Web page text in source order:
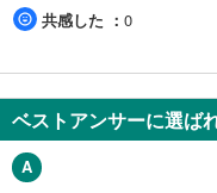
共感した
0
ベストアンサーに選ば